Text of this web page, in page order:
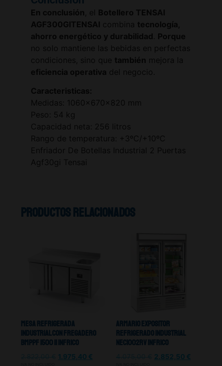
En conclusión, el Botellero TENSAI
AGF300GITENSAI combina tecnología,
ahorro energético y durabilidad Porque
no solo mantiene las bebidas en perfectas
condiciones, sino que también mejora la
eficiencia operativa del negocio.
Caracteristicas:
Medidas: 1060x670x820 mm
Peso: 54 kg
Capacidad neta: 256 litros
Rango de temperatura: +3ºC/+10ºC
Enfriador De Botellas Industrial 2 Puertas
Agf30gi Tensai
Productos relacionados
Mesa Refrigerada
Industrial Con Fregadero
BMPPF 1500 II Infrico
1.975,40 €
Armario Expositor
Refrigerado Industrial
NEC1002RV Infrico
2.852,50 €